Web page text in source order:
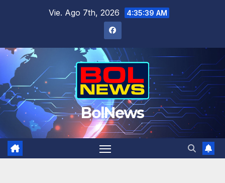
Vie. Ago 7th, 2026 4:35:40 AM
BolNews